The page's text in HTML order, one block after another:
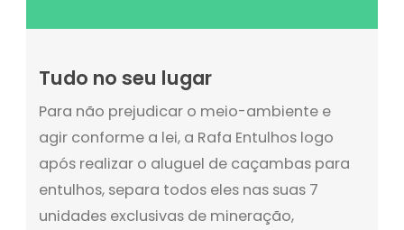
Tudo no seu lugar
Para não prejudicar o meio-ambiente e
agir conforme a lei, a Rafa Entulhos logo
após realizar o aluguel de caçambas para
entulhos, separa todos eles nas suas 7
unidades exclusivas de mineração,